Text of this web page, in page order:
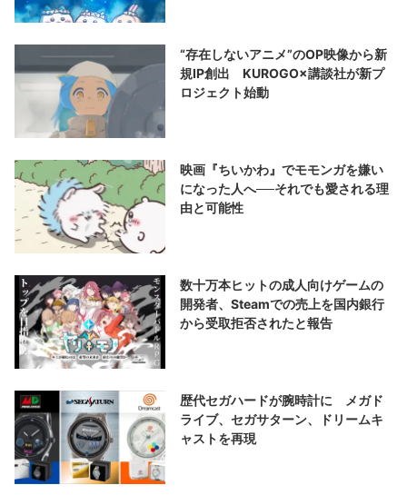
“存在しないアニメ”のOP映像から新
規IP創出 KUROGO×講談社が新プ
ロジェクト始動
映画『ちいかわ』でモモンガを嫌い
になった人へ──それでも愛される理
由と可能性
数十万本ヒットの成人向けゲームの
開発者、Steamでの売上を国内銀行
から受取拒否されたと報告
歴代セガハードが腕時計に メガド
ライブ、セガサターン、ドリームキ
ャストを再現